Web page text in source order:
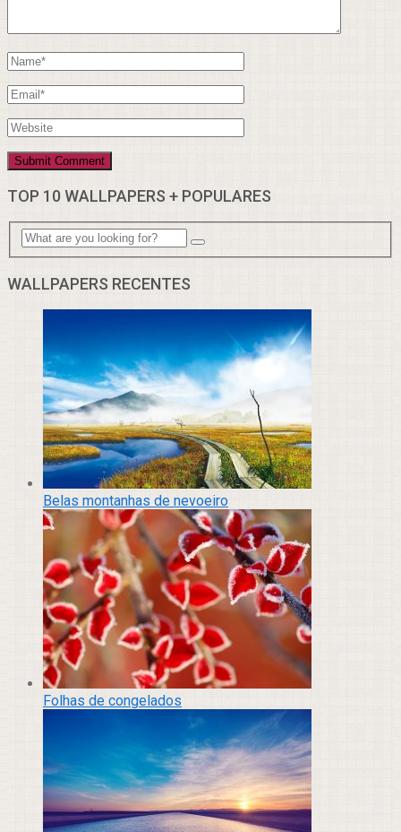
TOP 10 WALLPAPERS + POPULARES
WALLPAPERS RECENTES
Belas montanhas de nevoeiro
Folhas de congelados